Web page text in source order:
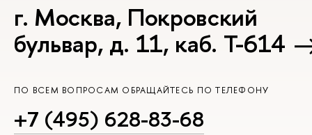
г. Москва, Покровский
бульвар, д. 11, каб. Т-614
ПО ВСЕМ ВОПРОСАМ ОБРАЩАЙТЕСЬ ПО ТЕЛЕФОНУ
+7 (495) 628-83-68